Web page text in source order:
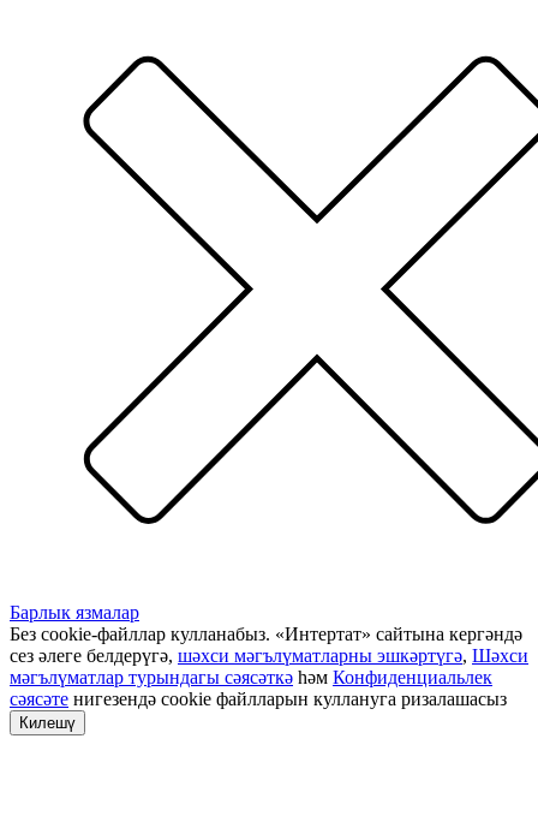
Барлык язмалар
Без cookie-файллар кулланабыз. «Интертат» сайтына кергәндә
сез әлеге белдерүгә, шәхси мәгълүматларны эшкәртүгә, Шәхси
мәгълүматлар турындагы сәясәткә һәм Конфиденциальлек
сәясәте нигезендә cookie файлларын куллануга ризалашасыз
Килешү